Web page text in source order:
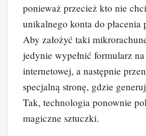
ponieważ przecież kto nie
unikalnego konta do płacenia
Aby założyć taki
jedynie wypełnić formularz
internetowej, a następnie
specjalną stronę, gdzie
Tak, technologia ponownie
magiczne sztuczki.